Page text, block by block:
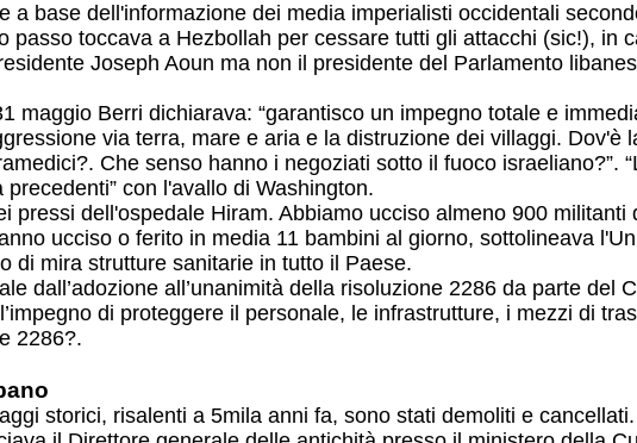
base dell'informazione dei media imperialisti occidentali
toccava a Hezbollah per cessare tutti gli attacchi (sic!), in
Joseph Aoun ma non il presidente del Parlamento
maggio Berri dichiarava: “garantisco un impegno totale e
via terra, mare e aria e la distruzione dei villaggi. Dov'è
Che senso hanno i negoziati sotto il fuoco israeliano?”.
con l'avallo di Washington.
dell'ospedale Hiram. Abbiamo ucciso almeno 900 militanti
ucciso o ferito in media 11 bambini al giorno, sottolineava
di mira strutture sanitarie in tutto il Paese.
dall’adozione all’unanimità della risoluzione 2286 da parte del
di proteggere il personale, le infrastrutture, i mezzi di
2286?.
storici, risalenti a 5mila anni fa, sono stati demoliti e